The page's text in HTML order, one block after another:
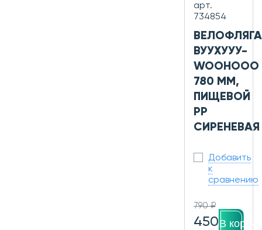
арт.
734854
ВЕЛОФЛЯГА
ВУУХУУУ-
WOOHOOO
780 ММ,
ПИЩЕВОЙ
PP
СИРЕНЕВАЯ
Добавить
к
сравнению
790 ₽
450В